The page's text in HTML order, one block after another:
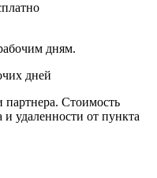
дням.
дней
партнера. Стоимость
и удаленности от пункта